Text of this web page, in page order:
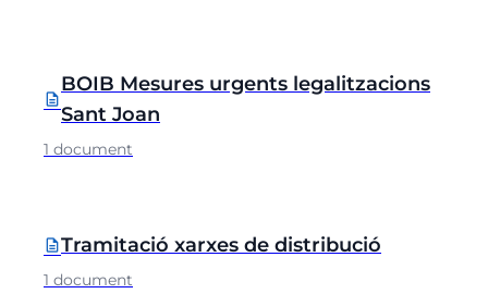
description
BOIB Mesures urgents legalitzacions
Sant Joan
1 document
descriptionTramitació xarxes de distribució
1 document